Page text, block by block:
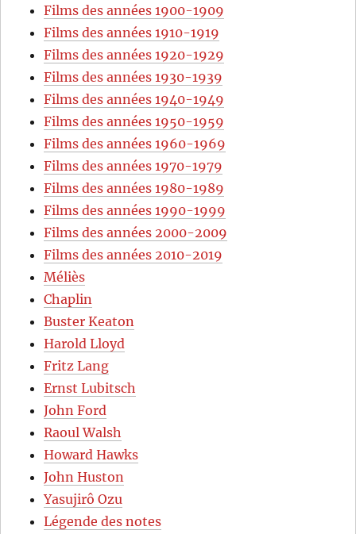
Films des années 1900-1909
Films des années 1910-1919
Films des années 1920-1929
Films des années 1930-1939
Films des années 1940-1949
Films des années 1950-1959
Films des années 1960-1969
Films des années 1970-1979
Films des années 1980-1989
Films des années 1990-1999
Films des années 2000-2009
Films des années 2010-2019
Méliès
Chaplin
Buster Keaton
Harold Lloyd
Fritz Lang
Ernst Lubitsch
John Ford
Raoul Walsh
Howard Hawks
John Huston
Yasujirô Ozu
Légende des notes